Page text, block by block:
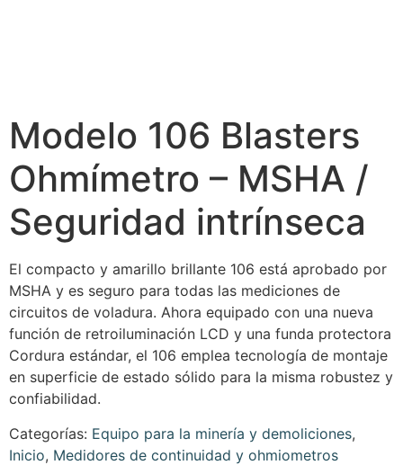
Modelo 106 Blasters
Ohmímetro – MSHA /
Seguridad intrínseca
El compacto y amarillo brillante 106 está aprobado por
MSHA y es seguro para todas las mediciones de
circuitos de voladura. Ahora equipado con una nueva
función de retroiluminación LCD y una funda protectora
Cordura estándar, el 106 emplea tecnología de montaje
en superficie de estado sólido para la misma robustez y
confiabilidad.
Categorías: Equipo para la minería y demoliciones,
Inicio, Medidores de continuidad y ohmiometros